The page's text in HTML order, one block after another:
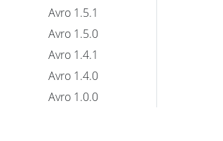
Avro 1.5.1
Avro 1.5.0
Avro 1.4.1
Avro 1.4.0
Avro 1.0.0